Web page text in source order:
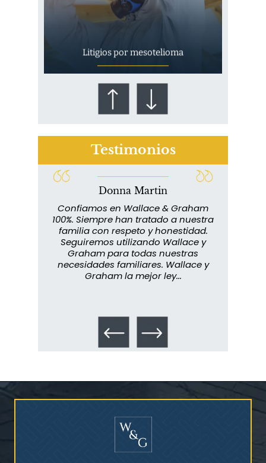
Litigios por mesotelioma
¿Mesotelioma?
Testimonios
Donna Martin
Confiamos en Wallace & Graham
100%. Siempre han tratado a nuestra
familia con respeto y honestidad.
Seguiremos utilizando Wallace y
Graham para todas nuestras
necesidades familiares. Wallace y
Graham la mejor ley...